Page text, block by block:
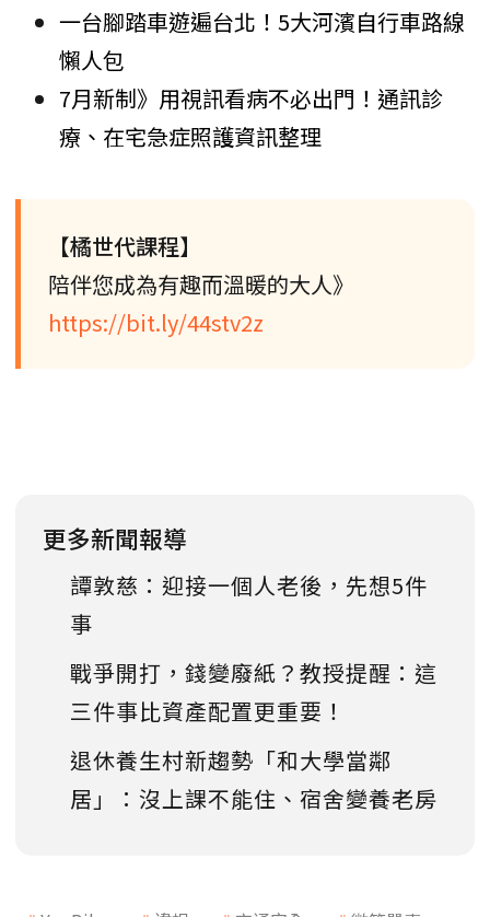
一台腳踏車遊遍台北！5大河濱自行車路線
懶人包
7月新制》用視訊看病不必出門！通訊診
療、在宅急症照護資訊整理
【橘世代課程】
陪伴您成為有趣而溫暖的大人》
https://bit.ly/44stv2z
更多新聞報導
譚敦慈：迎接一個人老後，先想5件
事
戰爭開打，錢變廢紙？教授提醒：這
三件事比資產配置更重要！
退休養生村新趨勢「和大學當鄰
居」：沒上課不能住、宿舍變養老房